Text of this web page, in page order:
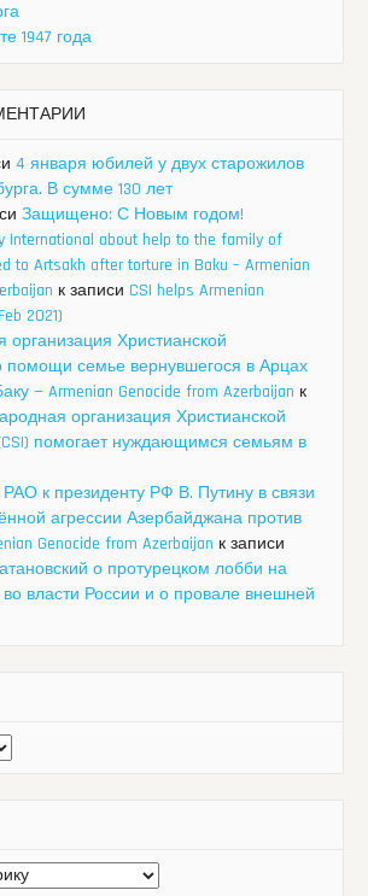
1947 года
4 января юбилей у двух старожилов
В сумме 130 лет
Защищено: С Новым годом!
International about help to the family of
to Artsakh after torture in Baku – Armenian
к записи CSI helps Armenian
2021)
Христианской
помощи семье вернувшегося в Арцах
— Armenian Genocide from Azerbaijan к
организация Христианской
помогает нуждающимся семьям в
к президенту РФ В. Путину в связи
агрессии Азербайджана против
Genocide from Azerbaijan к записи
о протурецком лобби на
во власти России и о провале внешней